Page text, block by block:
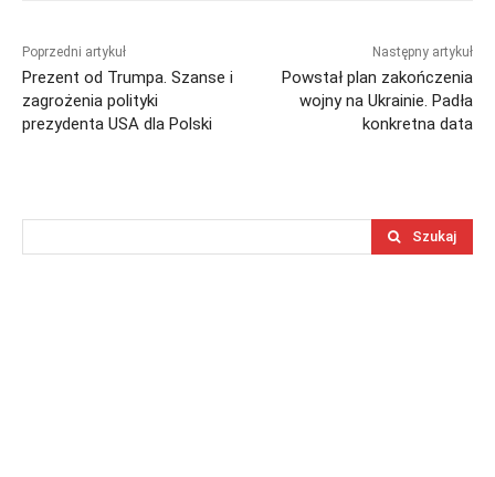
Poprzedni artykuł
Prezent od Trumpa. Szanse i
zagrożenia polityki
prezydenta USA dla Polski
Następny artykuł
Powstał plan zakończenia
wojny na Ukrainie. Padła
konkretna data
Szukaj